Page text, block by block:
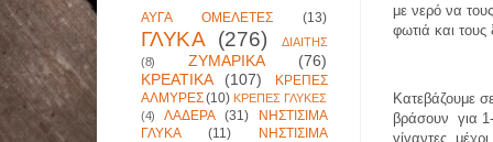
με νερό να
φωτιά και τους
Κατεβάζουμε
βράσουν
για
γίγαντες,
ΑΥΓΑ ΟΜΕΛΕΤΕΣ (13)
ΓΛΥΚΑ (276)
ΔΙΑΙΤΗΣ
(8)
ΖΥΜΑΡΙΚΑ
(76)
ΚΡΕΑΤΙΚΑ
(107)
ΚΡΕΠΕΣ
ΑΛΜΥΡΕΣ (10) ΚΡΕΠΕΣ ΓΛΥΚΕΣ
(4)
ΛΑΔΕΡΑ (31)
ΝΗΣΤΙΣΙΜΑ
ΓΛΥΚΑ
(11)
ΝΗΣΤΙΣΙΜΑ